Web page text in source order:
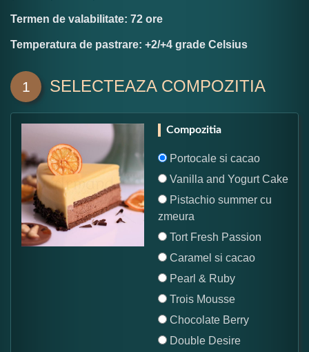
Termen de valabilitate: 72 ore
Temperatura de pastrare: +2/+4 grade Celsius
1 SELECTEAZA COMPOZITIA
Compozitia
Portocale si cacao
Vanilla and Yogurt Cake
Pistachio summer cu
zmeura
Tort Fresh Passion
Caramel si cacao
Pearl & Ruby
Trois Mousse
Chocolate Berry
Double Desire